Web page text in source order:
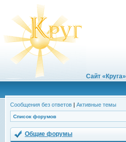
Сайт «Круга»
Сообщения без ответов | Активные темы
Список форумов
Общие форумы